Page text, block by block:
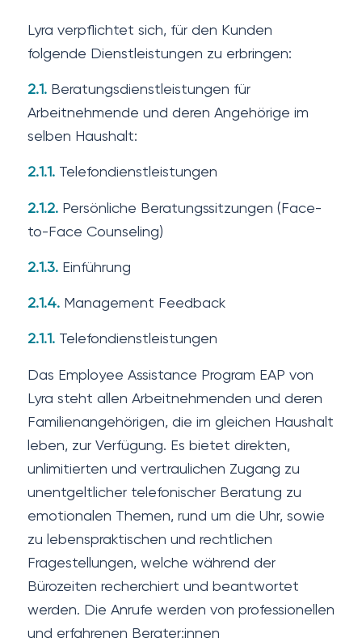
Lyra verpflichtet sich, für den Kunden
folgende Dienstleistungen zu erbringen:
2.1. Beratungsdienstleistungen für
Arbeitnehmende und deren Angehörige im
selben Haushalt:
2.1.1.Telefondienstleistungen
2.1.2.Persönliche Beratungssitzungen (Face-
to-Face Counseling)
2.1.3.Einführung
2.1.4.Management Feedback
2.1.1. Telefondienstleistungen
Das Employee Assistance Program EAP von
Lyra steht allen Arbeitnehmenden und deren
Familienangehörigen, die im gleichen Haushalt
leben, zur Verfügung. Es bietet direkten,
unlimitierten und vertraulichen Zugang zu
unentgeltlicher telefonischer Beratung zu
emotionalen Themen, rund um die Uhr, sowie
zu lebenspraktischen und rechtlichen
Fragestellungen, welche während der
Bürozeiten recherchiert und beantwortet
werden. Die Anrufe werden von professionellen
und erfahrenen Berater:innen